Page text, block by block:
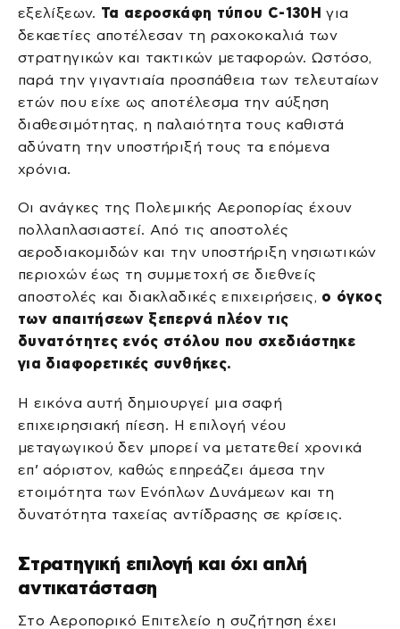
εξελίξεων. Τα αεροσκάφη τύπου C-130H για
δεκαετίες αποτέλεσαν τη ραχοκοκαλιά των
στρατηγικών και τακτικών μεταφορών. Ωστόσο,
παρά την γιγαντιαία προσπάθεια των τελευταίων
ετών που είχε ως αποτέλεσμα την αύξηση
διαθεσιμότητας, η παλαιότητα τους καθιστά
αδύνατη την υποστήριξή τους τα επόμενα
χρόνια.
Οι ανάγκες της Πολεμικής Αεροπορίας έχουν
πολλαπλασιαστεί. Από τις αποστολές
αεροδιακομιδών και την υποστήριξη νησιωτικών
περιοχών έως τη συμμετοχή σε διεθνείς
αποστολές και διακλαδικές επιχειρήσεις, ο όγκος
των απαιτήσεων ξεπερνά πλέον τις
δυνατότητες ενός στόλου που σχεδιάστηκε
για διαφορετικές συνθήκες.
Η εικόνα αυτή δημιουργεί μια σαφή
επιχειρησιακή πίεση. Η επιλογή νέου
μεταγωγικού δεν μπορεί να μετατεθεί χρονικά
επ’ αόριστον, καθώς επηρεάζει άμεσα την
ετοιμότητα των Ενόπλων Δυνάμεων και τη
δυνατότητα ταχείας αντίδρασης σε κρίσεις.
Στρατηγική επιλογή και όχι απλή
αντικατάσταση
Στο Αεροπορικό Επιτελείο η συζήτηση έχει